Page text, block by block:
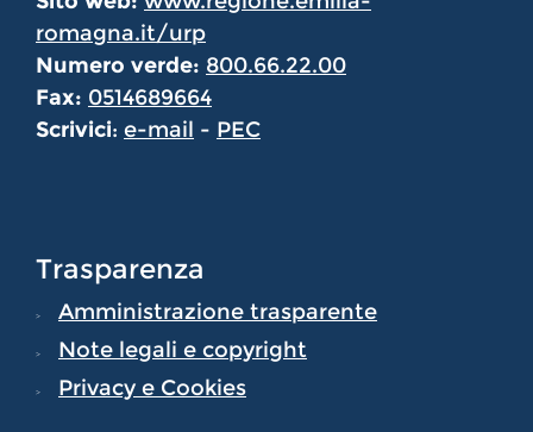
romagna.it/urp
Numero verde: 800.66.22.00
Fax: 0514689664
Scrivici: e-mail - PEC
Trasparenza
Amministrazione trasparente
Note legali e copyright
Privacy e Cookies